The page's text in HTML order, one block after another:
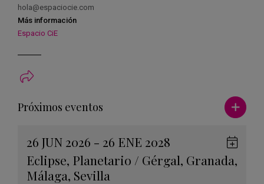
hola@espaciocie.com
Más información
Espacio CiE
Próximos eventos Ver más
26 JUN 2026 - 26 ENE 2028
Eclipse, Planetario / Gérgal, Granada,
Málaga, Sevilla
en